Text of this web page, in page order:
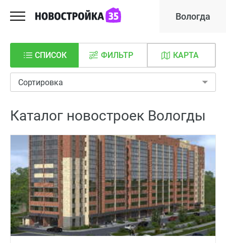
Вологда
СПИСОК КАРТА
ФИЛЬТР
Сортировка
Каталог новостроек Вологды